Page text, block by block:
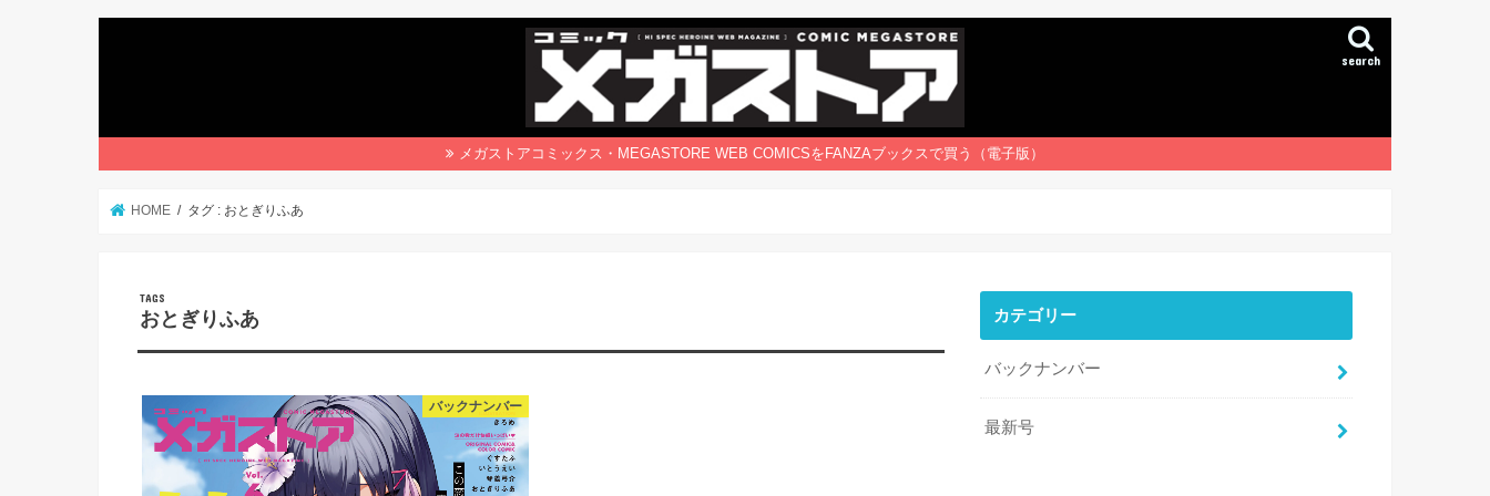
search
メガストアコミックス・MEGASTORE WEB COMICSをFANZAブックスで買う（電子版）
HOME タグ : おとぎりふあ
おとぎりふあ
バックナンバー
カテゴリー
バックナンバー
最新号